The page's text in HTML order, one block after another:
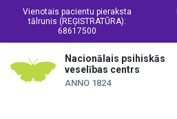
Vienotais pacientu pieraksta
tālrunis (REĢISTRATŪRA):
68617500
Nacionālais psihiskās
veselības centrs
ANNO 1824